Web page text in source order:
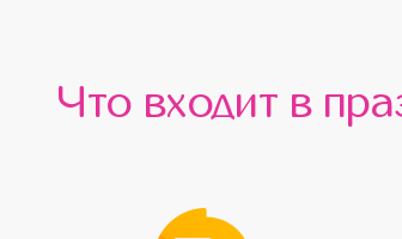
Что входит в